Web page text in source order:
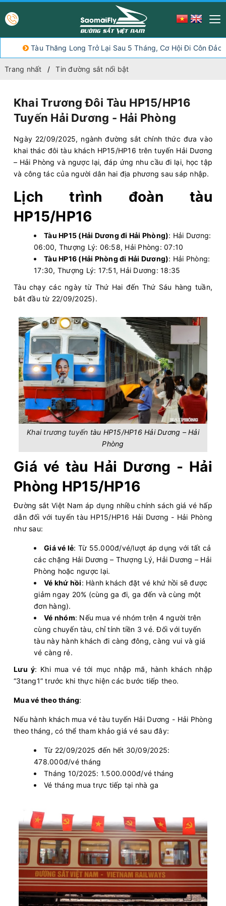
Tàu Thăng Long Trở Lại Sau 5 Tháng, Cơ Hội Đi Côn Đảo Giá
Trang nhất Tin đường sắt nổi bật
Khai Trương Đôi Tàu HP15/HP16
Tuyến Hải Dương - Hải Phòng
Ngày 22/09/2025, ngành đường sắt chính thức đưa vào
khai thác đôi tàu khách HP15/HP16 trên tuyến Hải Dương
– Hải Phòng và ngược lại, đáp ứng nhu cầu đi lại, học tập
và công tác của người dân hai địa phương sau sáp nhập.
Lịch trình đoàn tàu
HP15/HP16
Tàu HP15 (Hải Dương đi Hải Phòng): Hải Dương:
06:00, Thượng Lý: 06:58, Hải Phòng: 07:10
Tàu HP16 (Hải Phòng đi Hải Dương): Hải Phòng:
17:30, Thượng Lý: 17:51, Hải Dương: 18:35
Tàu chạy các ngày từ Thứ Hai đến Thứ Sáu hàng tuần,
bắt đầu từ 22/09/2025).
Khai trương tuyến tàu HP15/HP16 Hải Dương – Hải
Phòng
Giá vé tàu Hải Dương - Hải
Phòng HP15/HP16
Đường sắt Việt Nam áp dụng nhiều chính sách giá vé hấp
dẫn đối với tuyến tàu HP15/HP16 Hải Dương - Hải Phòng
như sau:
Giá vé lẻ: Từ 55.000đ/vé/lượt áp dụng với tất cả
các chặng Hải Dương – Thượng Lý, Hải Dương – Hải
Phòng hoặc ngược lại.
Vé khứ hồi: Hành khách đặt vé khứ hồi sẽ được
giảm ngay 20% (cùng ga đi, ga đến và cùng một
đơn hàng).
Vé nhóm: Nếu mua vé nhóm trên 4 người trên
cùng chuyến tàu, chỉ tính tiền 3 vé. Đối với tuyến
tàu này hành khách đi càng đông, càng vui và giá
vé càng rẻ.
Lưu ý: Khi mua vé tới mục nhập mã, hành khách nhập
“3tang1” trước khi thực hiện các bước tiếp theo.
Mua vé theo tháng:
Nếu hành khách mua vé tàu tuyến Hải Dương - Hải Phòng
theo tháng, có thể tham khảo giá vé sau đây:
Từ 22/09/2025 đến hết 30/09/2025:
478.000đ/vé tháng
Tháng 10/2025: 1.500.000đ/vé tháng
Vé tháng mua trực tiếp tại nhà ga